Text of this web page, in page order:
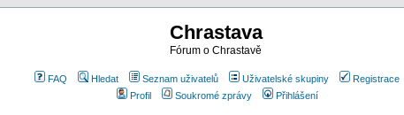
Chrastava
Fórum o Chrastavě
FAQ Hledat Seznam uživatelů Uživatelské skupiny
Registrace
Profil
Soukromé zprávy Přihlášení